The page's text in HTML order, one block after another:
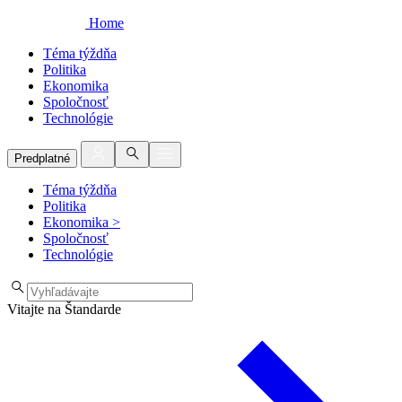
Home
Téma týždňa
Politika
Ekonomika
Spoločnosť
Technológie
Predplatné
Téma týždňa
Politika
Ekonomika >
Spoločnosť
Technológie
Vitajte na Štandarde